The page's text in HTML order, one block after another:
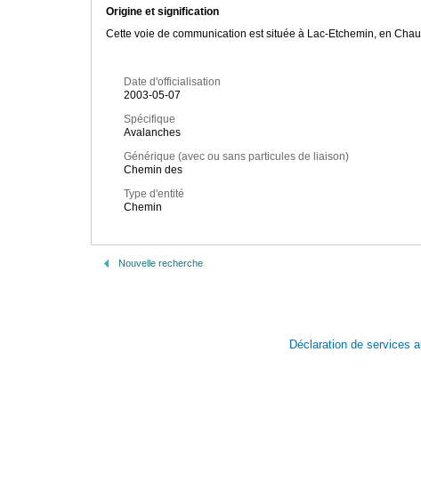
Origine et signification
Cette voie de communication est située à Lac-Etchemin, en
Date d'officialisation
2003-05-07
Spécifique
Avalanches
Générique (avec ou sans particules de liaison)
Chemin des
Type d'entité
Chemin
Nouvelle recherche
Déclaration de services